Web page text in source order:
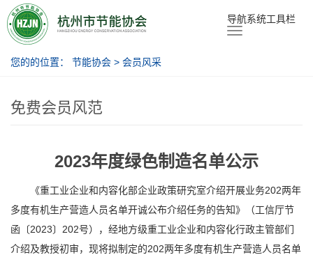
节能协会 导航系统工具栏
您的的位置： 节能协会 > 会员风采
免费会员风范
2023年度绿色制造名单公示
《重工业企业和内容化部企业政策研究室介绍开展业务202两年
多度有机生产营造人员名单开诚公布介绍任务的告知》（工信厅节
函〔2023〕202号），经地方级重工业企业和内容化行政主管部们
介绍及教授初审，现将拟制定的202两年多度有机生产营造人员名单